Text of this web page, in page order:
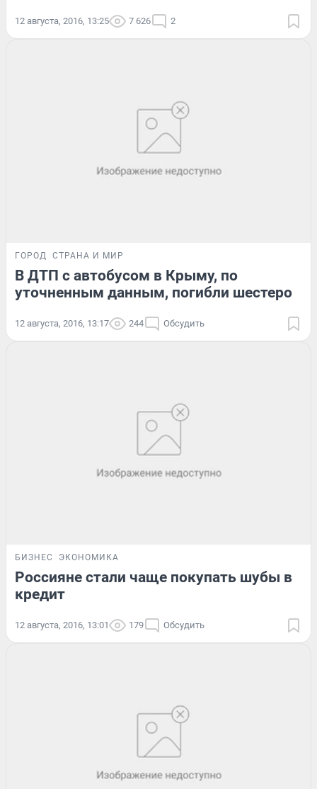
12 августа, 2016, 13:25 7 626 2
ГОРОД СТРАНА И МИР
В ДТП с автобусом в Крыму, по
уточненным данным, погибли шестеро
12 августа, 2016, 13:17 244 Обсудить
БИЗНЕС ЭКОНОМИКА
Россияне стали чаще покупать шубы в
кредит
12 августа, 2016, 13:01 179 Обсудить